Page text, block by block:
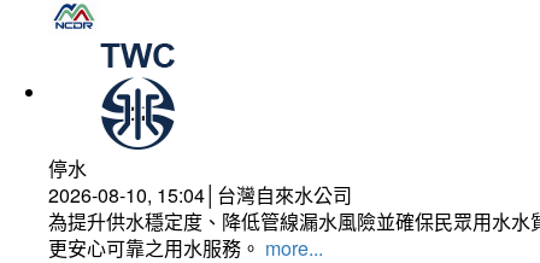
停水
2026-08-10, 15:04│台灣自來水公司
為提升供水穩定度、降低管線漏水風險並確保民眾用水
更安心可靠之用水服務。 more...